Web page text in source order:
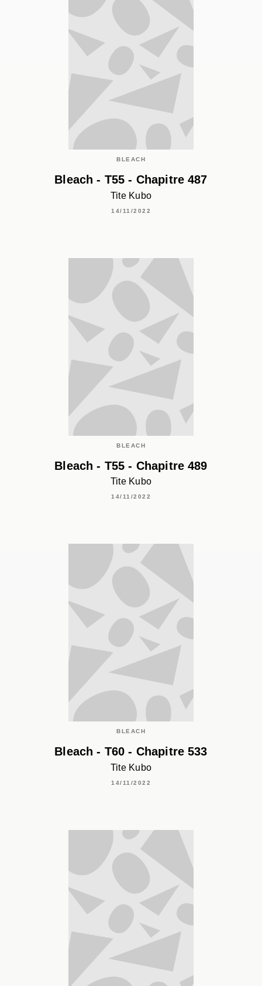
BLEACH
Bleach - T55 - Chapitre 487
Tite Kubo
14/11/2022
BLEACH
Bleach - T55 - Chapitre 489
Tite Kubo
14/11/2022
BLEACH
Bleach - T60 - Chapitre 533
Tite Kubo
14/11/2022